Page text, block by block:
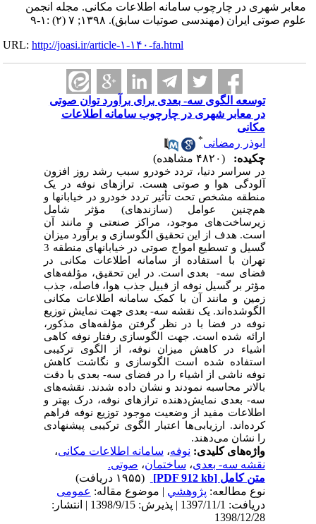
معابر شهری در چارچوب سامانه اطلاعات مکانی. مجله انجمن
علوم صوتی ایران (مهندسی صوتیات سابق). ۱۳۹۸; ۷ (۲) :۱-۹
URL:http://joasi.ir/article-۱-۱۴۰-fa.html
توسعه الگوی سه- ‌بعدی برای برآورد توان صوتی
در معابر شهری در چارچوب سامانه اطلاعات
مکانی
ابوذر رمضانی
چکیده:
در سراسر دنیا، تردد خودرو سبب رشد روز افزون
آلودگی هوا و صوتی هست. ترازهای نوفه در یک
منطقه مشخص تحت تأثیر تردد خودرو در خیابان­ها و
هم‌چنین عوامل (سازندهای) مؤثر شامل
زیرساخت‌های موجود، مراکز صنعتی و مانند آن
است. هدف از این تحقیق الگوسازی و برآورد میزان
گسیل و تسطیع امواج صوتی در خیابان­های منطقه 3
تهران با استفاده از سامانه اطلاعات مکانی در
فضای سه­-
بعدی است. در این تحقیق، مؤلفه‌های
مؤثر بر گسیل نوفه از قبیل جذب هوا، فاصله، جذب
زمین و مانند آن با کمک سامانه اطلاعات مکانی
الگوشده‌اند. یک نقشه سه- ‌بعدی جهت نمایش توزیع
نوفه در فضا با در نظر گرفتن مؤلفه‌های مذکور،
ارائه‌ شده است. جهت الگوسازی رفتار نوفه کاهی
اشیاء در کاهش میزان نوفه، از الگوی ترکیبی
استفاده شده است الگوسازی و نگاشت کاهش
نوفه ناشی از اشیاء را در فضای سه­- بعدی با دقت
بالاتر محاسبه نمودند و نشان داده شدند. نقشه‌های
سه- ‌بعدی نمایش‌دهنده ترازهای نوفه، درک بهتر و
اطلاعات مفید از وضعیت موجود توزیع نوفه فراهم
کرده‌اند. ارزیابی‌ها اعتبار الگوی ترکیبی پیشنهادی
را نشان می‌دهند.
واژه‌های کلیدی:نوفه،سامانه اطلاعات مکانی،
نقشه سه- ‌بعدی،ساختمان،صوتی.
متن کامل[PDF 912 kb]
نوع مطالعه:پژوهشي| موضوع مقاله:عمومی
دریافت: 1397/11/1 | پذیرش: 1398/9/15 | انتشار:
1398/12/28